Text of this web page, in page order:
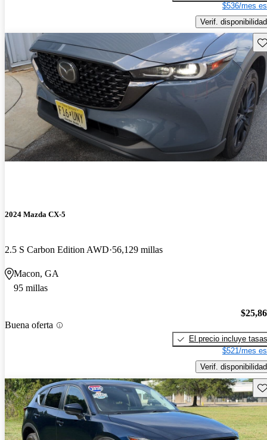
$536/mes
Verif. disponibilidad
2024 Mazda CX-5
2.5 S Carbon Edition AWD 56,129 millas
Macon, GA
95 millas
Buena oferta
El precio incluye tasas
$521/mes
Verif. disponibilidad